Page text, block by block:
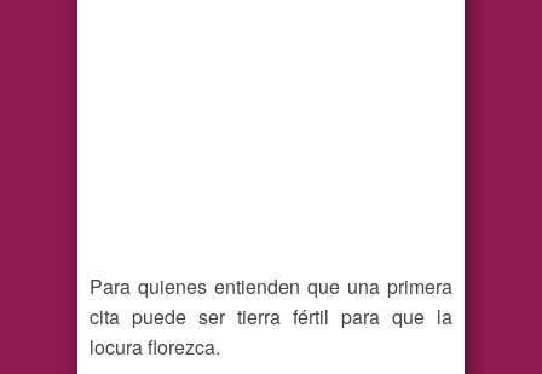
Para quienes entienden que una primera
cita puede ser tierra fértil para que la
locura florezca.